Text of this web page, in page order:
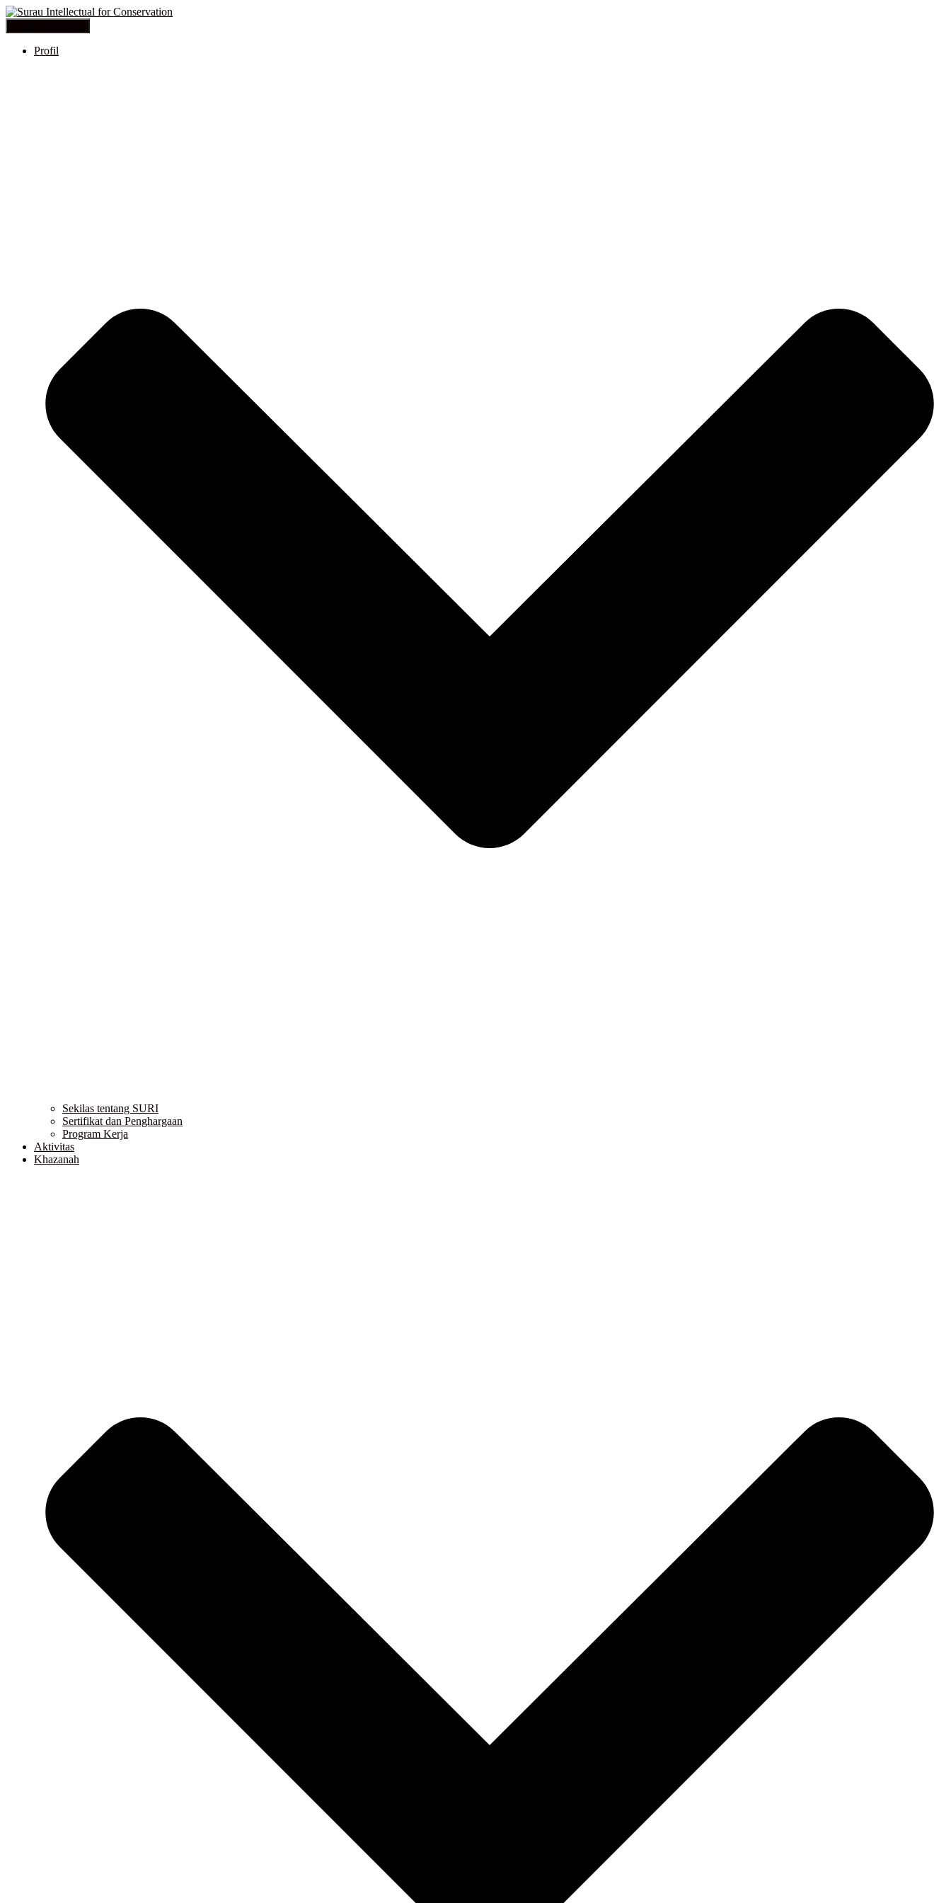
Profil
Sekilas tentang SURI
Sertifikat dan Penghargaan
Program Kerja
Aktivitas
Khazanah